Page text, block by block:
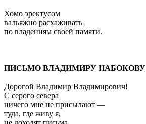
Хомо эректусом
вальяжно расхаживать
по владениям своей памяти.
ПИСЬМО ВЛАДИМИРУ НАБОКОВУ
Дорогой Владимир Владимирович!
С серого севера
ничего мне не присылают —
туда, где живу я,